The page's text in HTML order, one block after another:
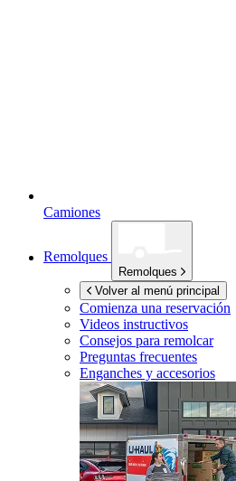
Camiones
Remolques
Remolques
Volver al menú principal
Comienza una reservación
Videos instructivos
Consejos para remolcar
Preguntas frecuentes
Enganches y accesorios